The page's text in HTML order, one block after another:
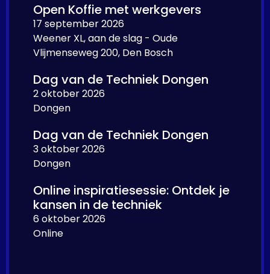
Open Koffie met werkgevers
17 september 2026
Weener XL, aan de slag - Oude
Vlijmenseweg 200, Den Bosch
Dag van de Techniek Dongen
2 oktober 2026
Dongen
Dag van de Techniek Dongen
3 oktober 2026
Dongen
Online inspiratiesessie: Ontdek je
kansen in de techniek
6 oktober 2026
Online